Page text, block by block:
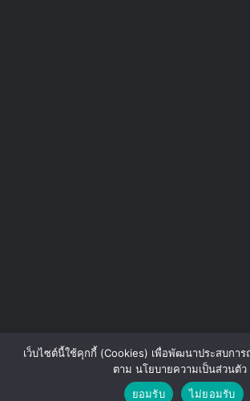
เว็บไซต์นี้ใช้คุกกี้ (Cookies) เพื่อพัฒนาประสบกา
ตาม นโยบายความเป็นส่วนตัว
ยอมรับ
ไม่ยอมรับ